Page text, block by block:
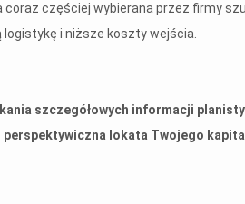
częściej wybierana przez firmy
logistykę i niższe koszty wejścia.
szczegółowych informacji
lokata Twojego